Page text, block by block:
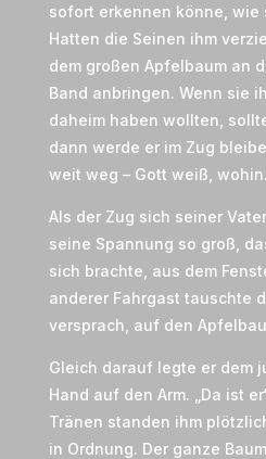
sofort erkennen könne, wie
Hatten die Seinen ihm
dem großen Apfelbaum an
Band anbringen. Wenn sie
daheim haben wollten,
dann werde er im Zug
weit weg – Gott weiß, wohin.
Als der Zug sich seiner
seine Spannung so groß,
sich brachte, aus dem
anderer Fahrgast tauschte
versprach, auf den
Gleich darauf legte er dem
Hand auf den Arm. „Da ist
Tränen standen ihm
in Ordnung. Der ganze